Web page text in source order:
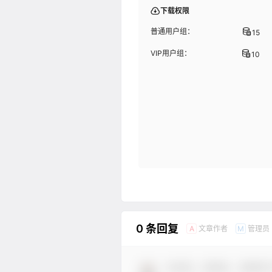
下载权限
普通用户组： 15
VIP用户组： 10
0 条回复 A 文章作者 M 管理员